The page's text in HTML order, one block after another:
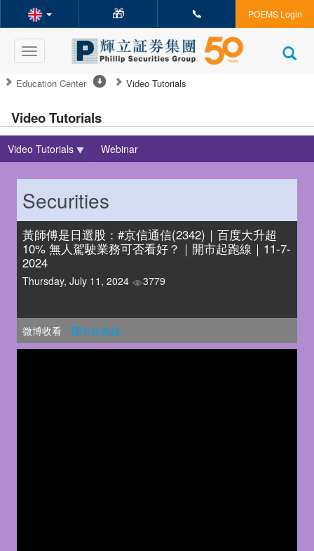
🎁 📞 POEMS Login
Toggle
navigation
Education Center Video Tutorials
Video Tutorials
Video Tutorials Webinar
Securities
黃師傅是日選股：#京信通信(2342)｜百度大升超
10% 無人駕駛業務可否看好？｜開市起跑線｜11-7-
2024
Thursday, July 11, 2024 3779
微博收看 「開市起跑線」